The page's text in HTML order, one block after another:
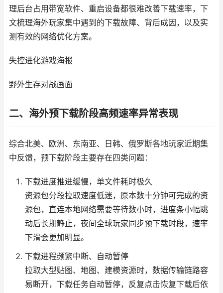
理后台占用带宽软件、重启设备都很难改善下载速率，下
文梳理海外玩家集中遇到的下载故障、背后成因，以及实
测有效的网络优化方案。
失控进化游戏海报
野外生存对战画面
二、海外预下载阶段高频速率异常表现
综合北美、欧洲、东南亚、日韩、俄罗斯各地玩家近期集
中反馈，预下载阶段主要存在四类问题：
下载进度推进缓慢，单文件耗时极久
资源包分段拉取速度低迷，原本数十分钟可完成的资
源包，直连本地网络需要等待数小时，进度条小幅跳
动后长期静止，夜间全球玩家同步预下载时段，速率
下滑会更加明显。
下载进程频繁中断、自动暂停
拉取大型贴图、地图、建模资源时，数据传输链路容
易断开，下载任务自动暂停，反复点击恢复下载后依